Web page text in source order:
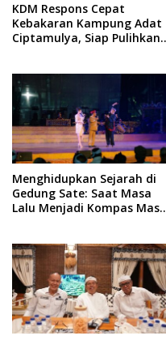
KDM Respons Cepat
Kebakaran Kampung Adat
Ciptamulya, Siap Pulihkan
Menghidupkan Sejarah di
Gedung Sate: Saat Masa
Lalu Menjadi Kompas Masa